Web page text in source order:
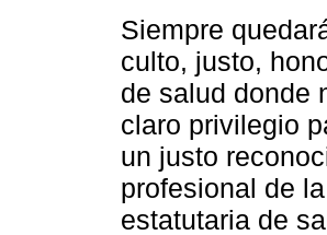
Siempre
culto, justo,
de salud donde
claro privilegio
un justo
profesional de
estatutaria de